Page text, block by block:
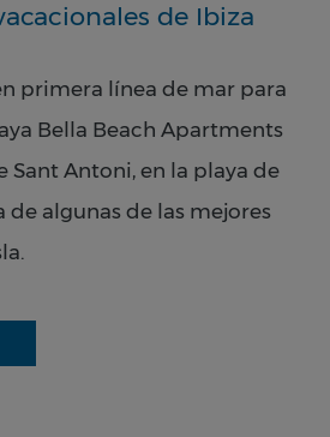
de Ibiza
primera línea de mar para
Bella Beach Apartments
Sant Antoni, en la playa de
de algunas de las mejores